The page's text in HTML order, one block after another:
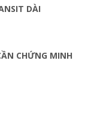
DÀI
CHỨNG MINH